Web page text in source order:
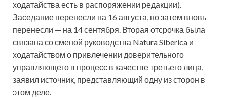
ходатайства есть в распоряжении редакции).
Заседание перенесли на 16 августа, но затем вновь
перенесли — на 14 сентября. Вторая отсрочка была
связана со сменой руководства Natura Siberica и
ходатайством о привлечении доверительного
управляющего в процесс в качестве третьего лица,
заявил источник, представляющий одну из сторон в
этом деле.